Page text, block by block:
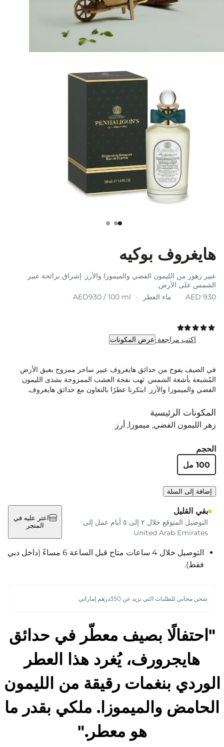
هايغروف بوكيه
عبير زهور من الليمون الفضي والميموزا والأرز. إشراق برائحة عبير
الشمس على الأرض.
ماء العطر
اكتب مراجعة عرض المكونات
في الصيف يفوح من حدائق هايغروف عبير ساحر ممزوج بعبق الأرض
المُشبعة بأشعة الشمس. تهب نفحة العشب الممزوجة بشذى الليمون
الفضي والميموزا والأرز. ابتكرنا عطرًا بالتعاون مع حدائق هايغروف.
المكونات الرئيسية
زهر الليمون الفضي ميموزا أرز
الحجم
100 مل
إضافة إلى السلة
بقي القليل
التوصيل المتوقع خلال ٢ إلى ٥ أيام عمل إلى
United Arab Emirates
اعثر عليه في
المتجر
التوصيل خلال 4 ساعات متاح قبل الساعة 6 مساءً (داخل دبي
فقط).
شحن مجاني للطلبات التي تزيد عن 350درهم إماراتي
"احتفالًا بصيف معطّر في حدائق
هايجرورف، يُغرد هذا العطر
الوردي بنغمات رقيقة من الليمون
الحامض والميموزا. ملكي بقدر ما
هو معطر."